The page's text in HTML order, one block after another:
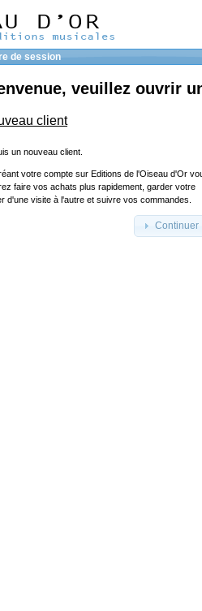
de session
veuillez ouvrir
client
un nouveau client.
votre compte sur Editions de l'Oiseau d'Or
faire vos achats plus rapidement, garder votre
d'une visite à l'autre et suivre vos commandes.
Continuer